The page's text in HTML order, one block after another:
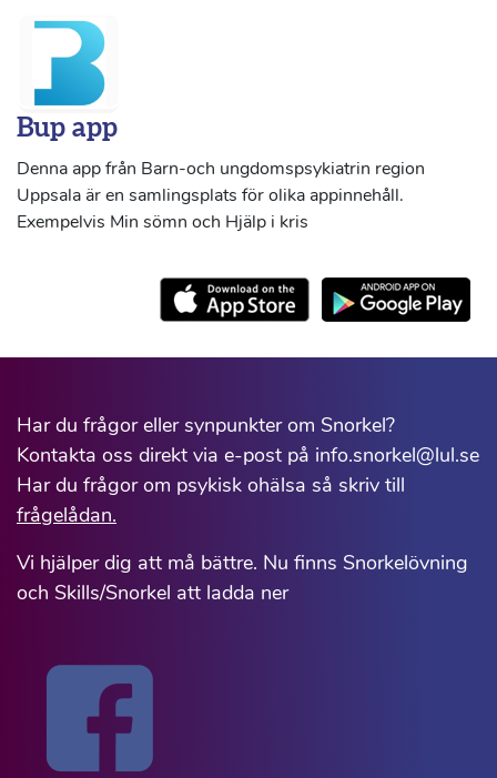
Bup app
Denna app från Barn-och ungdomspsykiatrin region
Uppsala är en samlingsplats för olika appinnehåll.
Exempelvis Min sömn och Hjälp i kris
Har du frågor eller synpunkter om Snorkel?
Kontakta oss direkt via e-post på info.snorkel@lul.se
Har du frågor om psykisk ohälsa så skriv till
frågelådan.
Vi hjälper dig att må bättre. Nu finns Snorkelövning
och Skills/Snorkel att ladda ner